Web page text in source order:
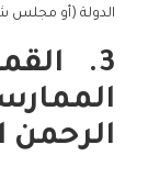
الدولة (أو مجلس
3.
الرحمن